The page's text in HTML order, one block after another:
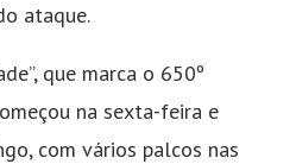
ataque.
que marca o 650º
na sexta-feira e
com vários palcos nas